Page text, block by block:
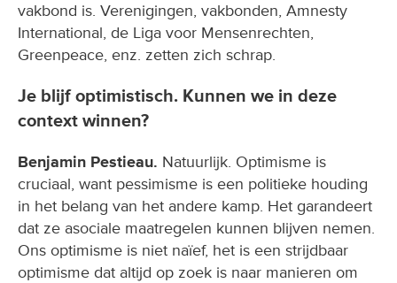
vakbond is. Verenigingen, vakbonden, Amnesty
International, de Liga voor Mensenrechten,
Greenpeace, enz. zetten zich schrap.
Je blijf optimistisch. Kunnen we in deze
context winnen?
Benjamin Pestieau. Natuurlijk. Optimisme is
cruciaal, want pessimisme is een politieke houding
in het belang van het andere kamp. Het garandeert
dat ze asociale maatregelen kunnen blijven nemen.
Ons optimisme is niet naïef, het is een strijdbaar
optimisme dat altijd op zoek is naar manieren om